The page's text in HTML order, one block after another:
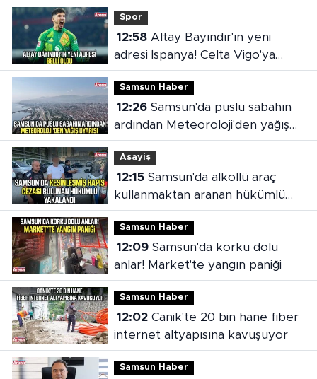
Spor
12:58Altay Bayındır'ın yeni
adresi İspanya! Celta Vigo'ya
kiralandı
Samsun Haber
12:26Samsun'da puslu sabahın
ardından Meteoroloji'den yağış
uyarısı
Asayiş
12:15Samsun'da alkollü araç
kullanmaktan aranan hükümlü
cezaevine gönderildi
Samsun Haber
12:09Samsun'da korku dolu
anlar! Market'te yangın paniği
Samsun Haber
12:02Canik'te 20 bin hane fiber
internet altyapısına kavuşuyor
Samsun Haber